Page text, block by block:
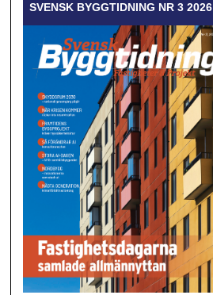
SVENSK BYGGTIDNING NR 3 2026